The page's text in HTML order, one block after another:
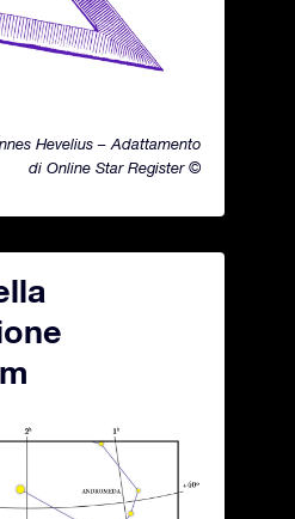
Hevelius – Adattamento
di Online Star Register ©